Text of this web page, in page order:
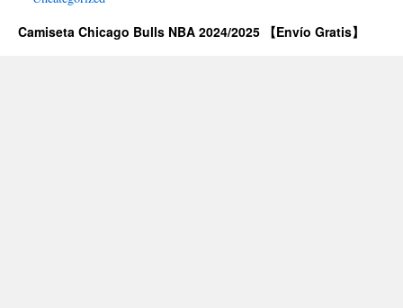
Camiseta Chicago Bulls NBA 2024/2025 【Envío Gratis】